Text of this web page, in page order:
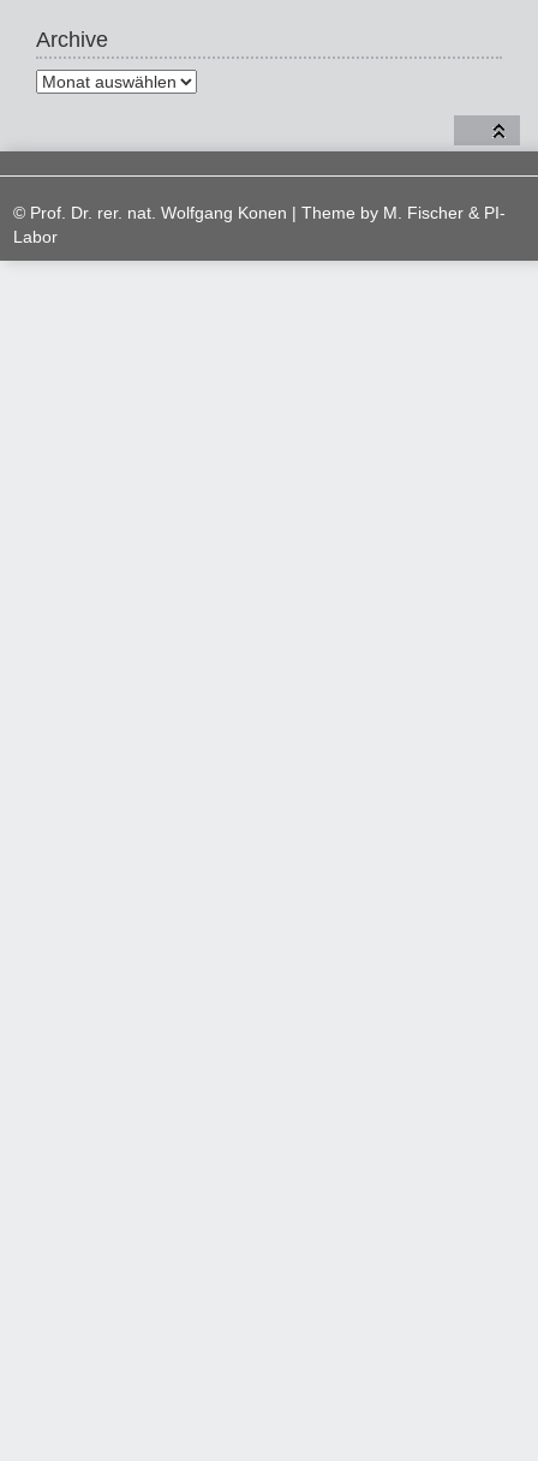
Archive
© Prof. Dr. rer. nat. Wolfgang Konen | Theme by M. Fischer & PI-
Labor